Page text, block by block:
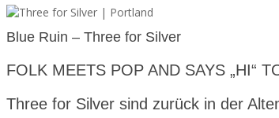
FROM
THE
Blue Ruin – Three for Silver
FOLK MEETS POP AND SAYS „HI“
Three for Silver sind zurück in der